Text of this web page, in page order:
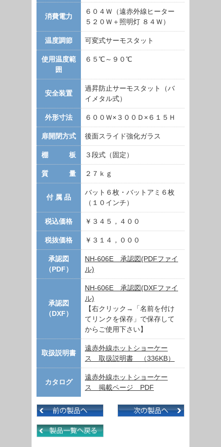
消費電力
６０４Ｗ（遠赤外線ヒーター
５２０Ｗ＋照明灯 ８４Ｗ）
温度調節 可変式サーモスタット
使用温度範
囲
６５℃～９０℃
安全装置
過昇防止サーモスタット（バ
イメタル式）
外形寸法 ６００Ｗ×３００Ｄ×６１５Ｈ
扉開閉方式 後面スライド強化ガラス
棚 板 ３段式（固定）
質 量 ２７ｋｇ
付 属 品
バット６枚・バットアミ６枚
（１０インチ）
税込価格 ￥３４５，４００
税抜価格 ￥３１４，０００
承認図
（PDF）
NH-606E 承認図(PDFファイ
ル)
承認図
（DXF）
NH-606E 承認図(DXFファイ
ル)
【右クリック→「名前を付け
てリンクを保存」で保存して
からご使用下さい】
取扱説明書
遠赤外線ホットショーケー
ス 取扱説明書 （336KB）
カタログ
遠赤外線ホットショーケー
ス 掲載ページ PDF